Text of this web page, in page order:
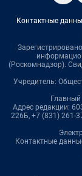
Контактные
(Роскомнадзор).
Учредитель:
Главный
Адрес редакции:
226Б, +7 (831) 261-
Контактные